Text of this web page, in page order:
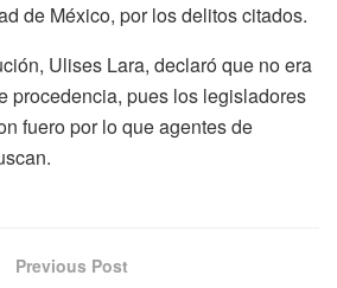
de México, por los delitos citados.
Ulises Lara, declaró que no era
procedencia, pues los legisladores
fuero por lo que agentes de
Previous Post